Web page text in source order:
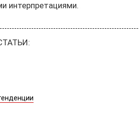
интерпретациями.